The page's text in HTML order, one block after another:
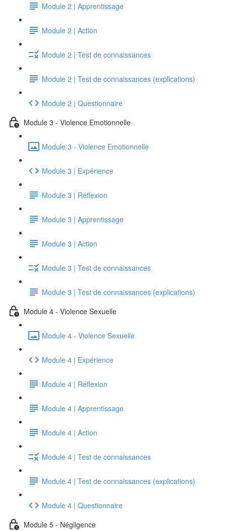
Module 2 | Apprentissage
Module 2 | Action
Module 2 | Test de connaissances
Module 2 | Test de connaissances (explications)
Module 2 | Questionnaire
Module 3 - Violence Emotionnelle
Module 3 - Violence Emotionnelle
Module 3 | Expérience
Module 3 | Réflexion
Module 3 | Apprentissage
Module 3 | Action
Module 3 | Test de connaissances
Module 3 | Test de connaissances (explications)
Module 4 - Violence Sexuelle
Module 4 - Violence Sexuelle
Module 4 | Expérience
Module 4 | Réflexion
Module 4 | Apprentissage
Module 4 | Action
Module 4 | Test de connaissances
Module 4 | Test de connaissances (explications)
Module 4 | Questionnaire
Module 5 - Négligence